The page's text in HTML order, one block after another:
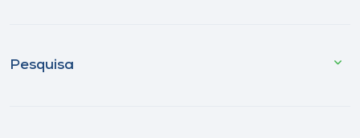
Pesquisa